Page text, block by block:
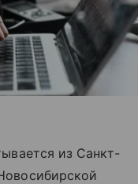
из Санкт-